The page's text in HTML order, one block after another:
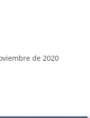
de 2020